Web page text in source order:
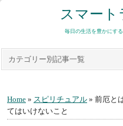
スマート
毎日の生活を豊かにす
カテゴリー別記事一覧
Home » スピリチュアル » 前厄と
てはいけないこと